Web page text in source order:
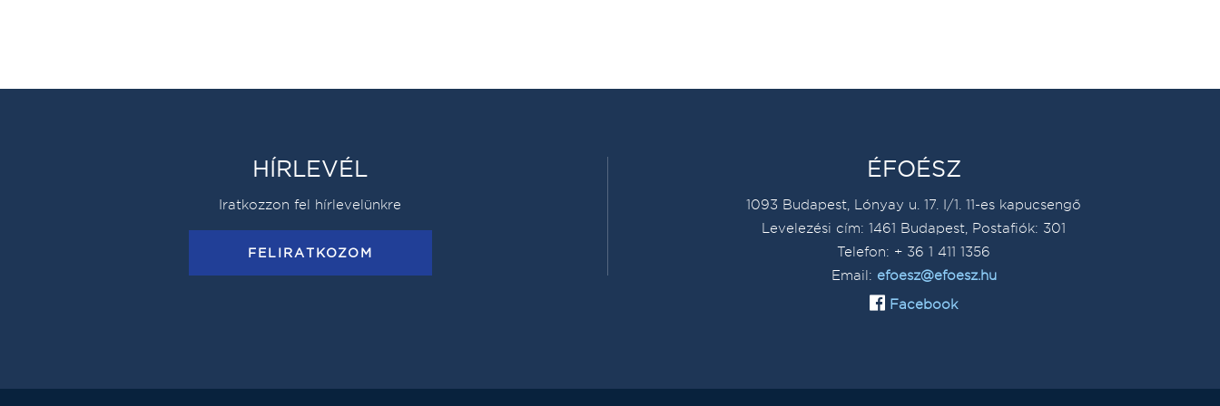
HÍRLEVÉL
Iratkozzon fel hírlevelünkre
FELIRATKOZOM
ÉFOÉSZ
1093 Budapest, Lónyay u. 17. I/1. 11-es kapucsengő
Levelezési cím: 1461 Budapest, Postafiók: 301
Telefon: + 36 1 411 1356
Email: efoesz@efoesz.hu
Facebook